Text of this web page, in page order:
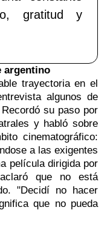
gratitud y
argentino
trayectoria en el
algunos de
su paso por
y habló sobre
cinematográfico:
a las exigentes
película dirigida por
que no está
"Decidí no hacer
que no pueda